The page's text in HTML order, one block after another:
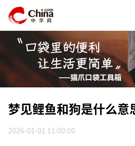
梦见鲤鱼和狗是什么意
2026-01-01 11:00:00